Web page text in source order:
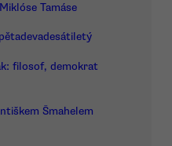
Tamáse
filosof, demokrat
Šmahelem